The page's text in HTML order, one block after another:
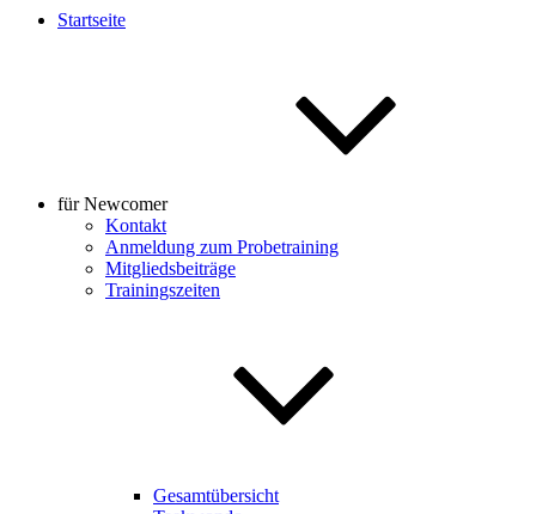
Startseite
für Newcomer
Kontakt
Anmeldung zum Probetraining
Mitgliedsbeiträge
Trainingszeiten
Gesamtübersicht